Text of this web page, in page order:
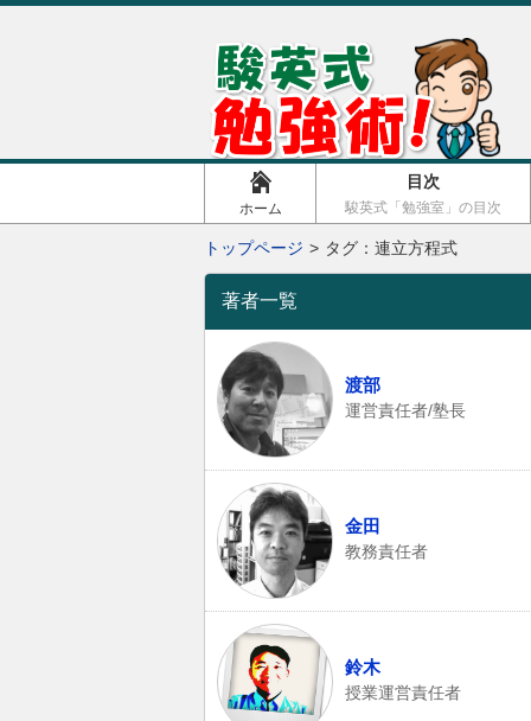
ホーム
目次
駿英式「勉強室」の目次
トップページ タグ：連立方程式
著者一覧
渡部
運営責任者/塾長
金田
教務責任者
鈴木
授業運営責任者